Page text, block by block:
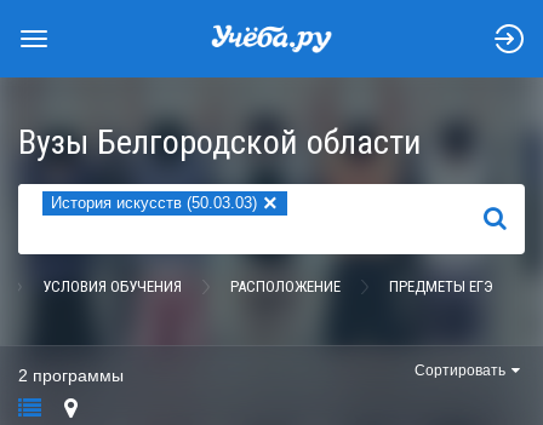
Вузы Белгородской области
История искусств (50.03.03) ×
НАЙТИ
УСЛОВИЯ ОБУЧЕНИЯ РАСПОЛОЖЕНИЕ ПРЕДМЕТЫ ЕГЭ
2 программы Сортировать